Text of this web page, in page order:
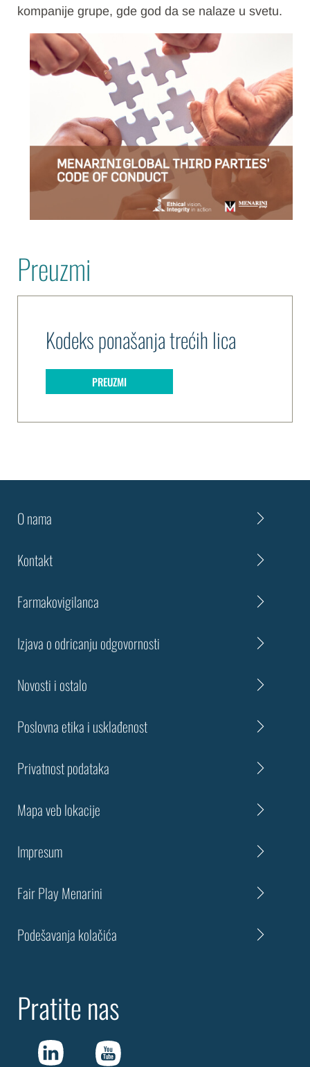
kompanije grupe, gde god da se nalaze u svetu.
Preuzmi
Kodeks ponašanja trećih lica
PREUZMI
O nama
Kontakt
Farmakovigilanca
Izjava o odricanju odgovornosti
Novosti i ostalo
Poslovna etika i usklađenost
Privatnost podataka
Mapa veb lokacije
Impresum
Fair Play Menarini
Podešavanja kolačića
Pratite nas